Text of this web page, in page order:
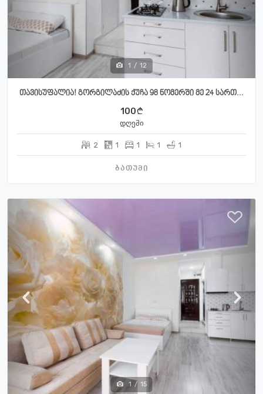
1 / 12
თავისუფალია! გორგილაძის ქუჩა 98 ნომერში მე 24 სართ...
100
დღეში
2 1 1 1 1
ბათუმი
1 / 15